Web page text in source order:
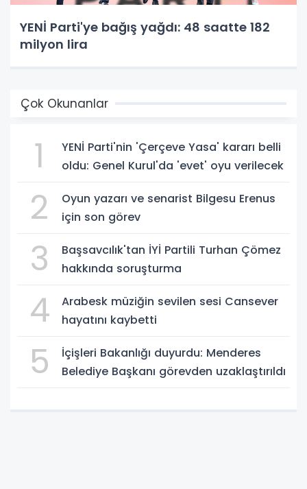
YENİ Parti'ye bağış yağdı: 48 saatte 182
milyon lira
Çok Okunanlar
1
YENİ Parti'nin 'Çerçeve Yasa' kararı belli
oldu: Genel Kurul'da 'evet' oyu verilecek
2
Oyun yazarı ve senarist Bilgesu Erenus
için son görev
3
Başsavcılık'tan İYİ Partili Turhan Çömez
hakkında soruşturma
4
Arabesk müziğin sevilen sesi Cansever
hayatını kaybetti
5
İçişleri Bakanlığı duyurdu: Menderes
Belediye Başkanı görevden uzaklaştırıldı